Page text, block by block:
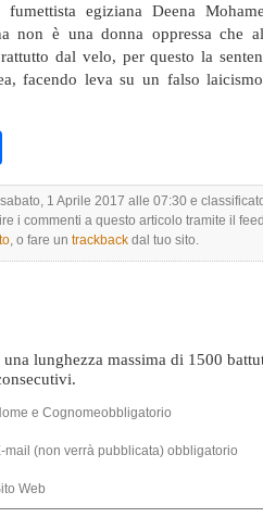
egiziana Deena
non è una donna oppressa che
dal velo, per questo la
facendo leva su un falso
1 Aprile 2017 alle 07:30 e
i commenti a questo articolo tramite il feed
, o fare un trackback dal tuo sito.
lunghezza massima di 1500
e Cognomeobbligatorio
mail (non verrà pubblicata) obbligatorio
Web